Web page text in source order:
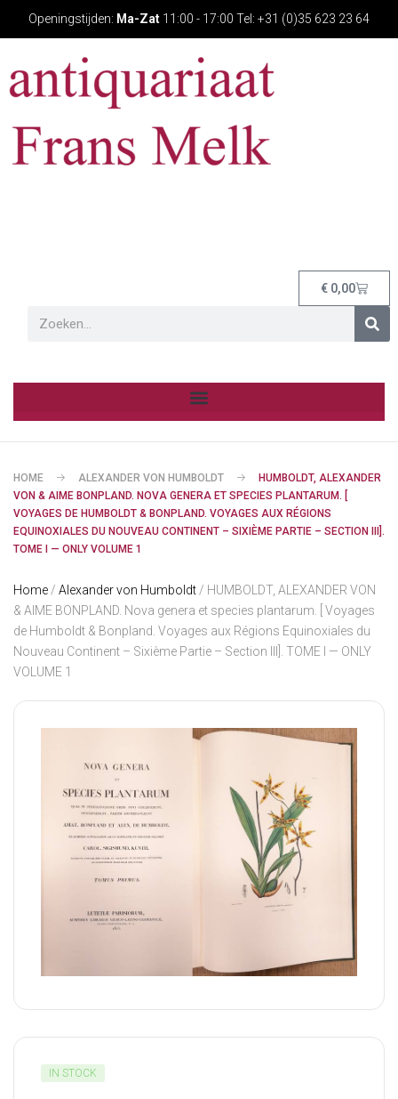
Openingstijden: Ma-Zat 11:00 - 17:00 Tel: +31 (0)35 623 23 64
€ 0,00
HOME ALEXANDER VON HUMBOLDT
HUMBOLDT, ALEXANDER
VON & AIME BONPLAND. NOVA GENERA ET SPECIES PLANTARUM. [
VOYAGES DE HUMBOLDT & BONPLAND. VOYAGES AUX RÉGIONS
EQUINOXIALES DU NOUVEAU CONTINENT – SIXIÈME PARTIE – SECTION III].
TOME I — ONLY VOLUME 1
Home / Alexander von Humboldt / HUMBOLDT, ALEXANDER VON
& AIME BONPLAND. Nova genera et species plantarum. [ Voyages
de Humboldt & Bonpland. Voyages aux Régions Equinoxiales du
Nouveau Continent – Sixième Partie – Section III]. TOME I — ONLY
VOLUME 1
IN STOCK